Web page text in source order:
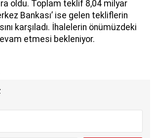
oldu. Toplam teklif 8,04 milyar
Bankası’ ise gelen tekliflerin
karşıladı. İhalelerin önümüzdeki
etmesi bekleniyor.